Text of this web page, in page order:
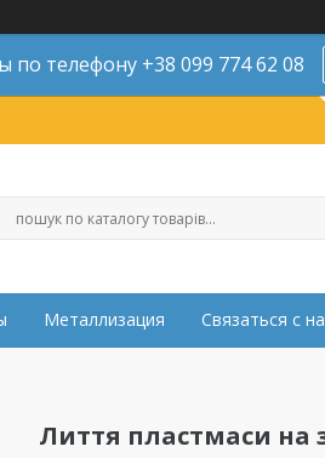
телефону +38 099 774 62 08
Металлизация Связаться с
Лиття пластмаси на